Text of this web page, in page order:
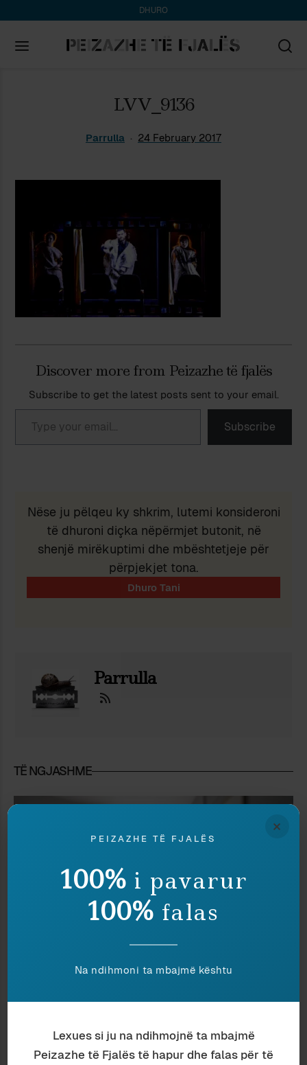
DHURO
LVV_9136
Parrulla 24 February 2017
Discover more from Peizazhe të fjalës
Subscribe to get the latest posts sent to your email.
Type your email…
Subscribe
Nëse ju pëlqeu ky shkrim, lutemi konsideroni
të dhuroni diçka nëpërmjet butonit, në
shenjë mirëkuptimi dhe mbështetjeje për
përpjekjet tona.
Parrulla
TË NGJASHME
ËSHTË ÇËSHTJA
×
PEIZAZHE TË FJALËS
100% i pavarur
100% falas
Na ndihmoni ta mbajmë kështu
Lexues si ju na ndihmojnë ta mbajmë
Peizazhe të Fjalës të hapur dhe falas për të